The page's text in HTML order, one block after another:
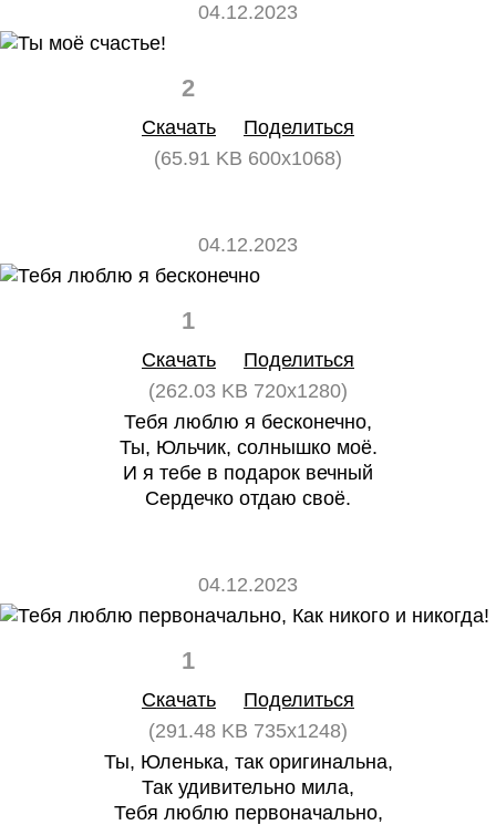
04.12.2023
2
Скачать
Поделиться
(65.91 KB 600x1068)
04.12.2023
1
Скачать
Поделиться
(262.03 KB 720x1280)
Тебя люблю я бесконечно,
Ты, Юльчик, солнышко моё.
И я тебе в подарок вечный
Сердечко отдаю своё.
04.12.2023
1
Скачать
Поделиться
(291.48 KB 735x1248)
Ты, Юленька, так оригинальна,
Так удивительно мила,
Тебя люблю первоначально,